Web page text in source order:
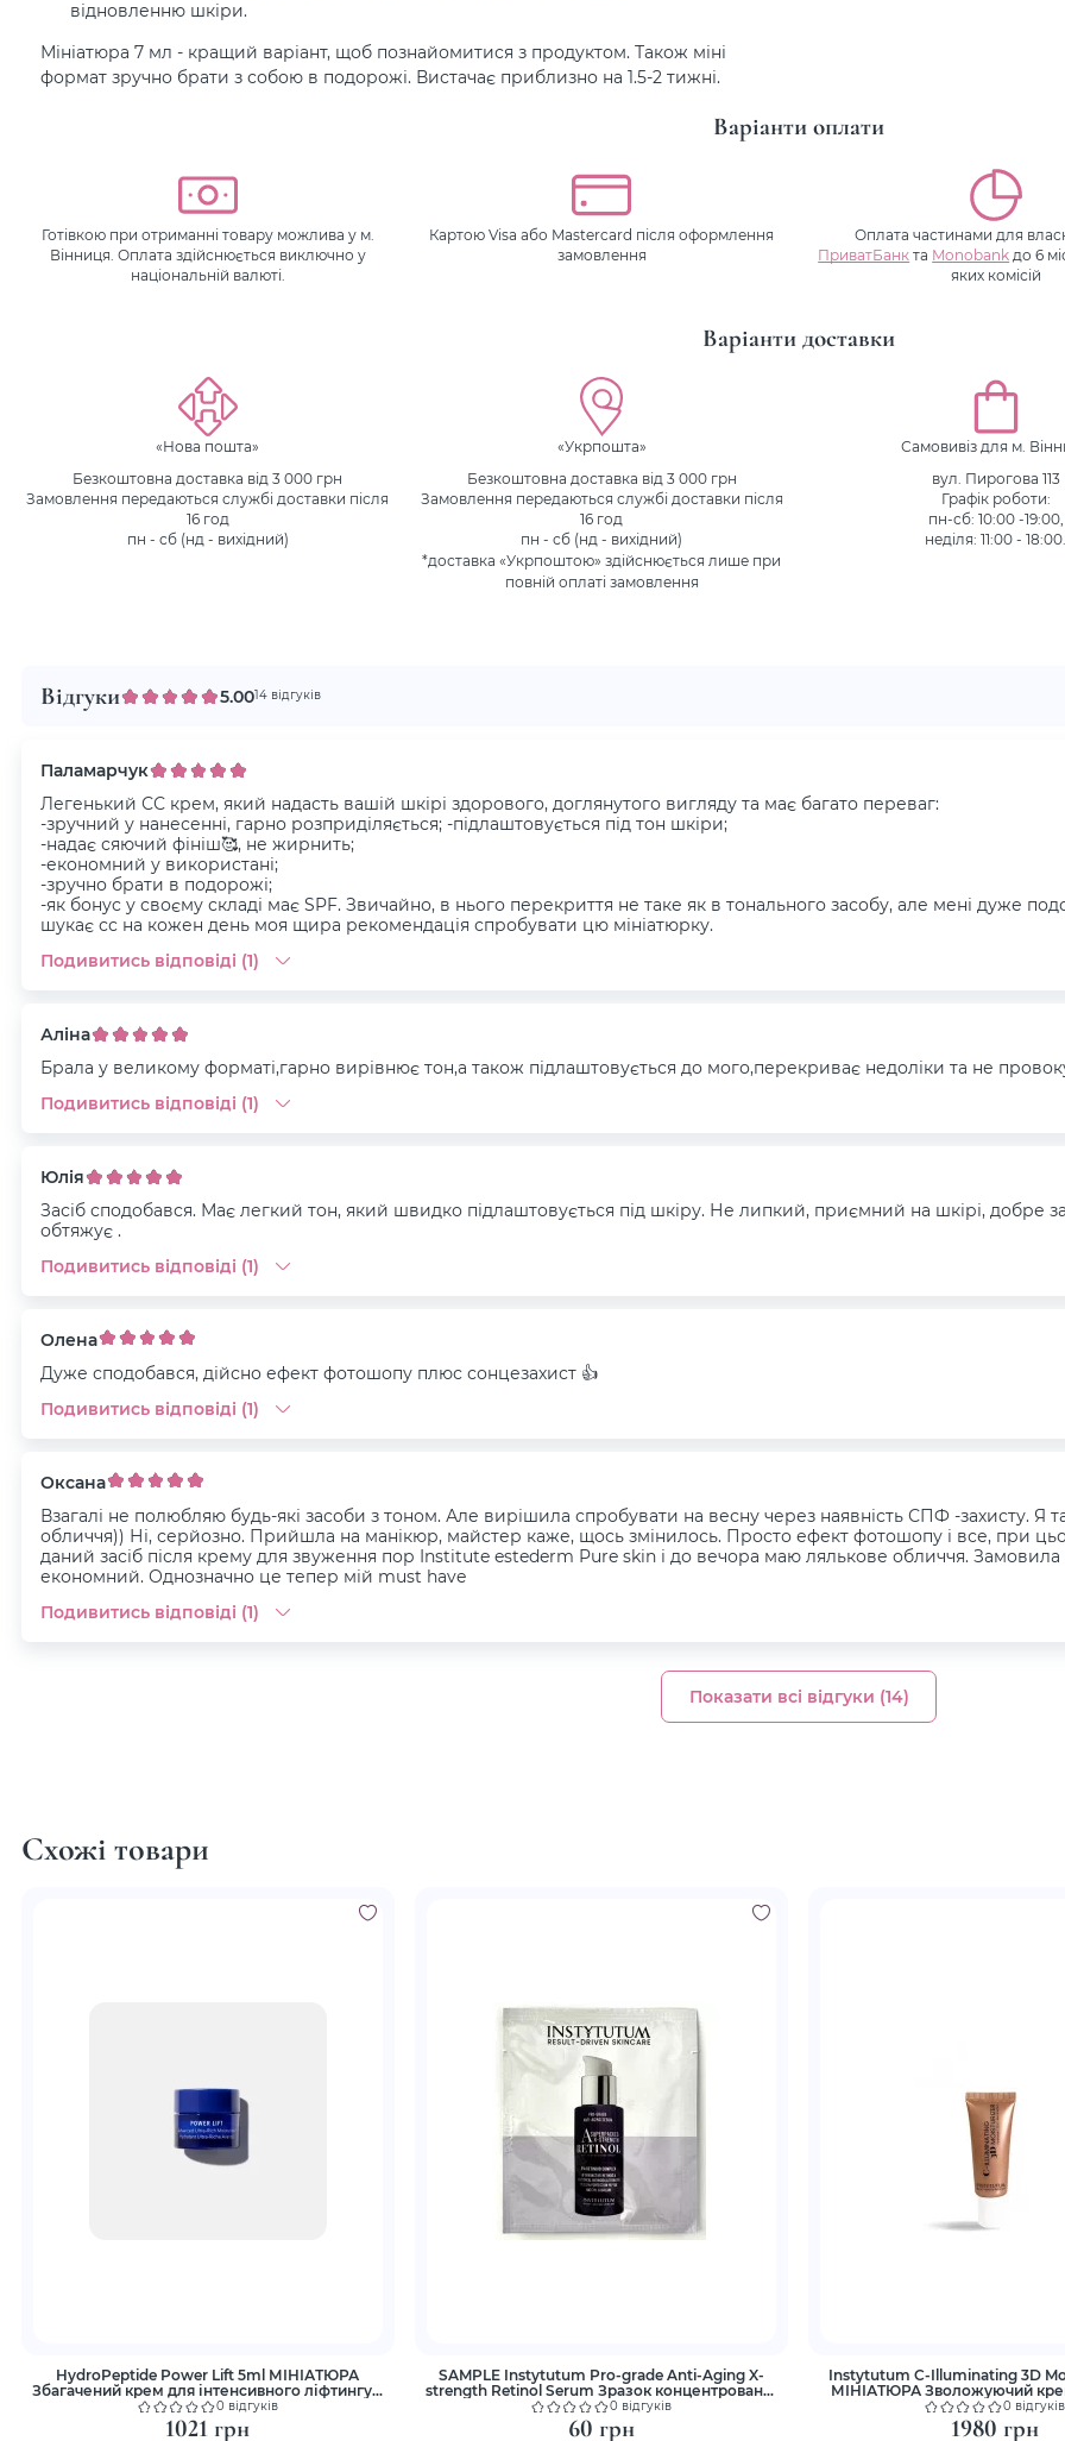
відновленню шкіри.
Мініатюра 7 мл - кращий варіант, щоб познайомитися з продуктом. Також міні
формат зручно брати з собою в подорожі. Вистачає приблизно на 1.5-2 тижні.
Варіанти оплати
Готівкою при отриманні товару можлива у м.
Вінниця. Оплата здійснюється виключно у
національній валюті.
Картою Visa або Mastercard після оформлення
замовлення
Оплата частинами для
ПриватБанк та Monobank до 6
яких комісій
Варіанти доставки
«Нова пошта»
Безкоштовна доставка від 3 000 грн
Замовлення передаються службі доставки після
16 год
пн - сб (нд - вихідний)
«Укрпошта»
Безкоштовна доставка від 3 000 грн
Замовлення передаються службі доставки після
16 год
пн - сб (нд - вихідний)
*доставка «Укрпоштою» здійснюється лише при
повній оплаті замовлення
Самовивіз для м.
вул. Пирогова 113
Графік роботи:
пн-сб: 10:00 -19:00,
неділя: 11:00 - 18:00.
Відгуки 5.0014 відгуків
Паламарчук
Легенький СС крем, який надасть вашій шкірі здорового, доглянутого вигляду та має багато переваг:
-зручний у нанесенні, гарно розприділяється; -підлаштовується під тон шкіри;
-надає сяючий фініш🥰, не жирнить;
-економний у використані;
-зручно брати в подорожі;
-як бонус у своєму складі має SPF. Звичайно, в нього перекриття не таке як в тонального засобу, але мені дуже
шукає сс на кожен день моя щира рекомендація спробувати цю мініатюрку.
Подивитись відповіді (1)
Аліна
Брала у великому форматі,гарно вирівнює тон,а також підлаштовується до мого,перекриває недоліки та не
Подивитись відповіді (1)
Юлія
Засіб сподобався. Має легкий тон, який швидко підлаштовується під шкіру. Не липкий, приємний на шкірі, добре
обтяжує .
Подивитись відповіді (1)
Олена
Дуже сподобався, дійсно ефект фотошопу плюс сонцезахист 👍
Подивитись відповіді (1)
Оксана
Взагалі не полюбляю будь-які засоби з тоном. Але вирішила спробувати на весну через наявність СПФ -захисту. Я
обличчя)) Ні, серйозно. Прийшла на манікюр, майстер каже, щось змінилось. Просто ефект фотошопу і все, при
даний засіб після крему для звуження пор Institute estederm Pure skin і до вечора маю лялькове обличчя. Замовила
економний. Однозначно це тепер мій must have
Подивитись відповіді (1)
Показати всі відгуки (14)
Схожі товари
HydroPeptide Power Lift 5ml МІНІАТЮРА
Збагачений крем для інтенсивного ліфтингу з
потужною зволожуючою дією
0 відгуків
1021 грн
SAMPLE Instytutum Pro-grade Anti-Aging X-
strength Retinol Serum Зразок концентрованої
сироватки з ретинолом
0 відгуків
60 грн
Instytutum C-Illuminating 3D
МІНІАТЮРА Зволожуючий
сяяння0 відгуків
1980 грн